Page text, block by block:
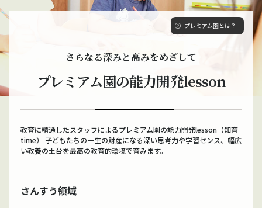
プレミアム園とは？
さらなる深みと高みをめざして
プレミアム園の能力開発lesson
教育に精通したスタッフによるプレミアム園の能力開発lesson（知育
time）
子どもたちの一生の財産になる深い思考力や学習センス、幅広
い教養の土台を最高の教育的環境で育みます。
さんすう領域